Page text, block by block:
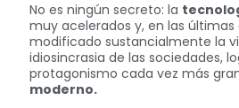
No es ningún secreto: la
muy acelerados y, en las últimas
modificado sustancialmente la
idiosincrasia de las sociedades,
protagonismo cada vez más
moderno.